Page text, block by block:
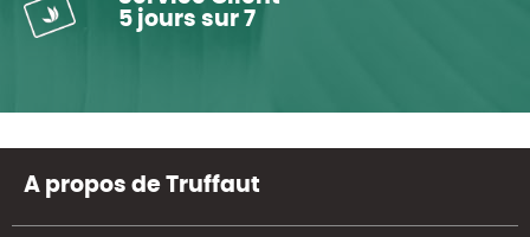
5 jours sur 7
A propos de Truffaut